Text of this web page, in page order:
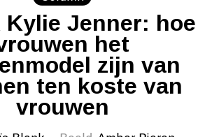
Kylie Jenner: hoe
het
zijn van
ten koste van
vrouwen